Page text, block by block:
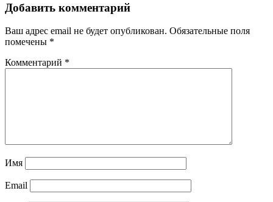
Добавить комментарий
Ваш адрес email не будет опубликован. Обязательные поля
помечены *
Комментарий *
Имя
Email